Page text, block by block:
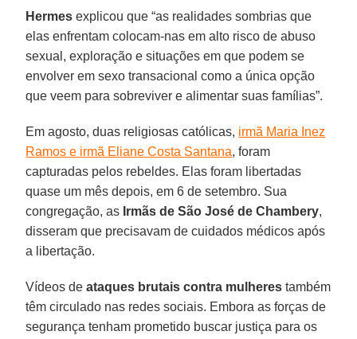
Hermes explicou que “as realidades sombrias que
elas enfrentam colocam-nas em alto risco de abuso
sexual, exploração e situações em que podem se
envolver em sexo transacional como a única opção
que veem para sobreviver e alimentar suas famílias”.
Em agosto, duas religiosas católicas, irmã Maria Inez
Ramos e irmã Eliane Costa Santana, foram
capturadas pelos rebeldes. Elas foram libertadas
quase um mês depois, em 6 de setembro. Sua
congregação, as Irmãs de São José de Chambery,
disseram que precisavam de cuidados médicos após
a libertação.
Vídeos deataques brutais contra mulheres também
têm circulado nas redes sociais. Embora as forças de
segurança tenham prometido buscar justiça para os